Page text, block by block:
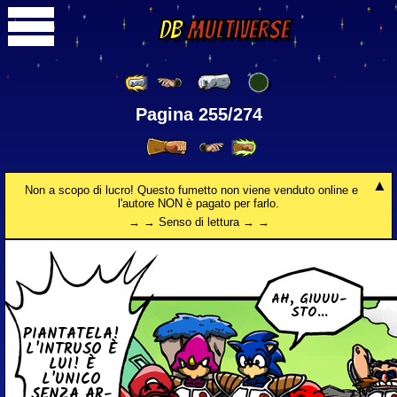
DBMultiverse
Pagina 255/274
Non a scopo di lucro! Questo fumetto non viene venduto online e
l'autore NON è pagato per farlo.
→ → Senso di lettura → →
PIAN­TA­TE­LA!
L'IN­TRU­SO È
LUI! È
L'UNICO
AH, GIUUU­
STO...